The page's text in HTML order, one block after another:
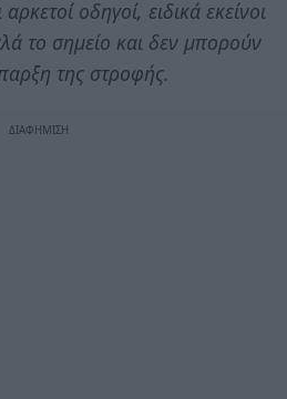
οδηγοί, ειδικά εκείνοι
το σημείο και δεν μπορούν
της στροφής.